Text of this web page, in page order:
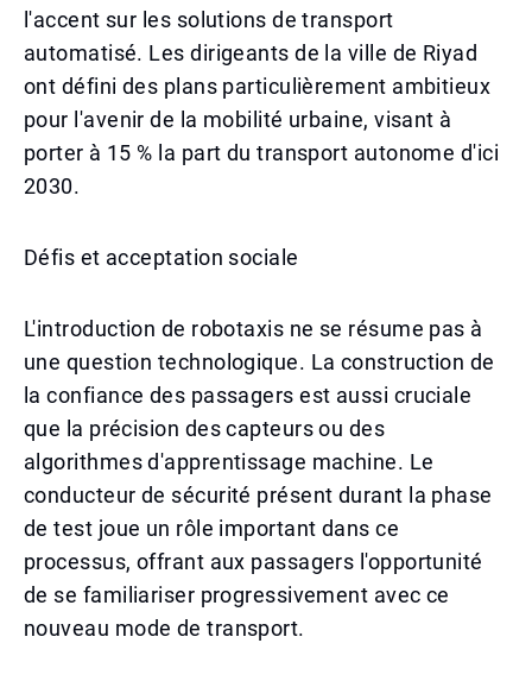
l'accent sur les solutions de transport
automatisé. Les dirigeants de la ville de Riyad
ont défini des plans particulièrement ambitieux
pour l'avenir de la mobilité urbaine, visant à
porter à 15 % la part du transport autonome d'ici
2030.
Défis et acceptation sociale
L'introduction de robotaxis ne se résume pas à
une question technologique. La construction de
la confiance des passagers est aussi cruciale
que la précision des capteurs ou des
algorithmes d'apprentissage machine. Le
conducteur de sécurité présent durant la phase
de test joue un rôle important dans ce
processus, offrant aux passagers l'opportunité
de se familiariser progressivement avec ce
nouveau mode de transport.